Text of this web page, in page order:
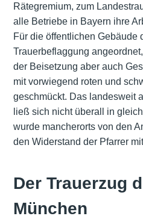
Rätegremium, zum
alle Betriebe in Bayern ihre
Für die öffentlichen Gebäude
Trauerbeflaggung
der Beisetzung aber auch
mit vorwiegend roten und
geschmückt. Das landesweit
ließ sich nicht überall in
wurde mancherorts von den
den Widerstand der Pfarrer
Der Trauerzug
München